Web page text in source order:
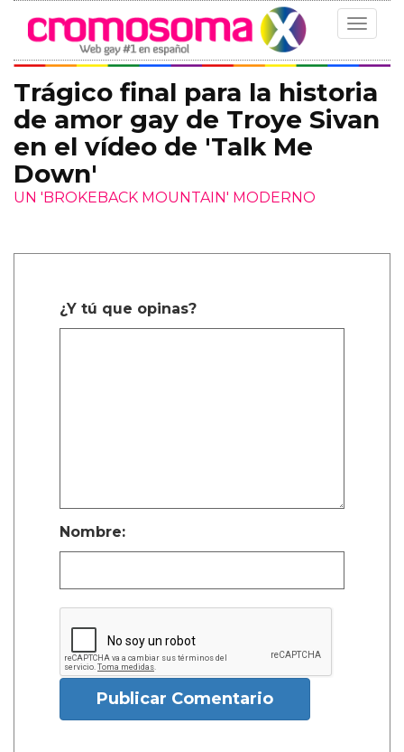
Toggle
Trágico final para la historia
de amor gay de Troye Sivan
en el vídeo de 'Talk Me
Down'
UN 'BROKEBACK MOUNTAIN' MODERNO
¿Y tú que opinas?
Nombre:
Publicar Comentario